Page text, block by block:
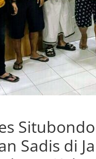
Sadis di